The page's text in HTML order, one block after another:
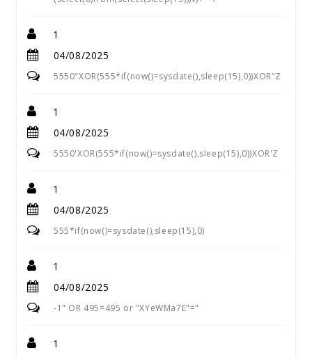
1
04/08/2025
5550"XOR(555*if(now()=sysdate(),sleep(15),0))XOR"Z
1
04/08/2025
5550'XOR(555*if(now()=sysdate(),sleep(15),0))XOR'Z
1
04/08/2025
555*if(now()=sysdate(),sleep(15),0)
1
04/08/2025
-1" OR 495=495 or "XYeWMa7E"="
1